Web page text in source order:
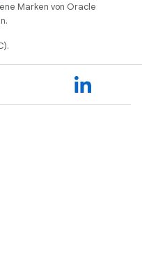
Marken von Oracle